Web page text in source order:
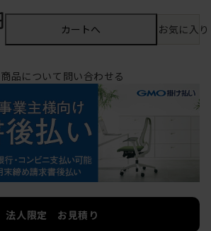
カートへ お気に入
品について問い合わせる
法人限定 お見積り